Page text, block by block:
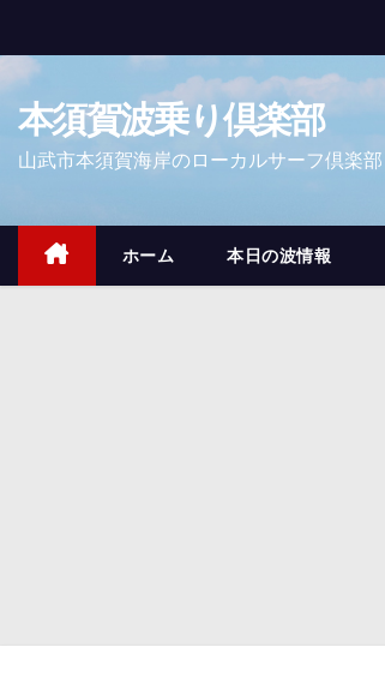
ン
テ
ッ
本須賀波乗り倶楽部
山武市本須賀海岸のローカルサーフ倶楽部
ホーム 本日の波情報